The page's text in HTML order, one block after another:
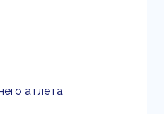
атлета